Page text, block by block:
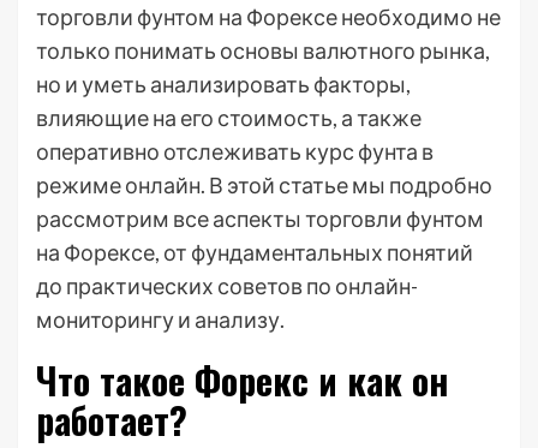
торговли фунтом на Форексе необходимо не
только понимать основы валютного рынка,
но и уметь анализировать факторы,
влияющие на его стоимость, а также
оперативно отслеживать курс фунта в
режиме онлайн. В этой статье мы подробно
рассмотрим все аспекты торговли фунтом
на Форексе, от фундаментальных понятий
до практических советов по онлайн-
мониторингу и анализу.
Что такое Форекс и как он
работает?